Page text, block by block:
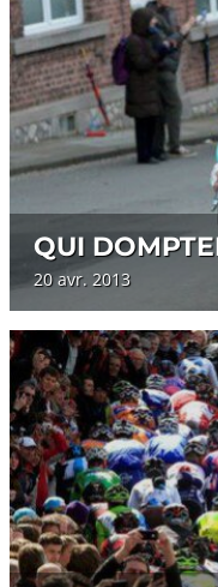
QUI
20 avr. 2013